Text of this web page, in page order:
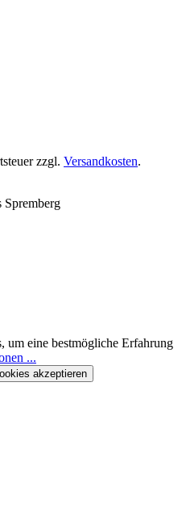
zzgl. Versandkosten.
Spremberg
um eine bestmögliche Erfahrung
...
akzeptieren